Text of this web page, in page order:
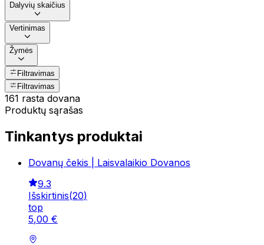
Dalyvių skaičius
Vertinimas
Žymės
Filtravimas
Filtravimas
161 rasta dovana
Produktų sąrašas
Tinkantys produktai
Dovanų čekis | Laisvalaikio Dovanos
9.3
Išskirtinis(20)
top
5,00 €